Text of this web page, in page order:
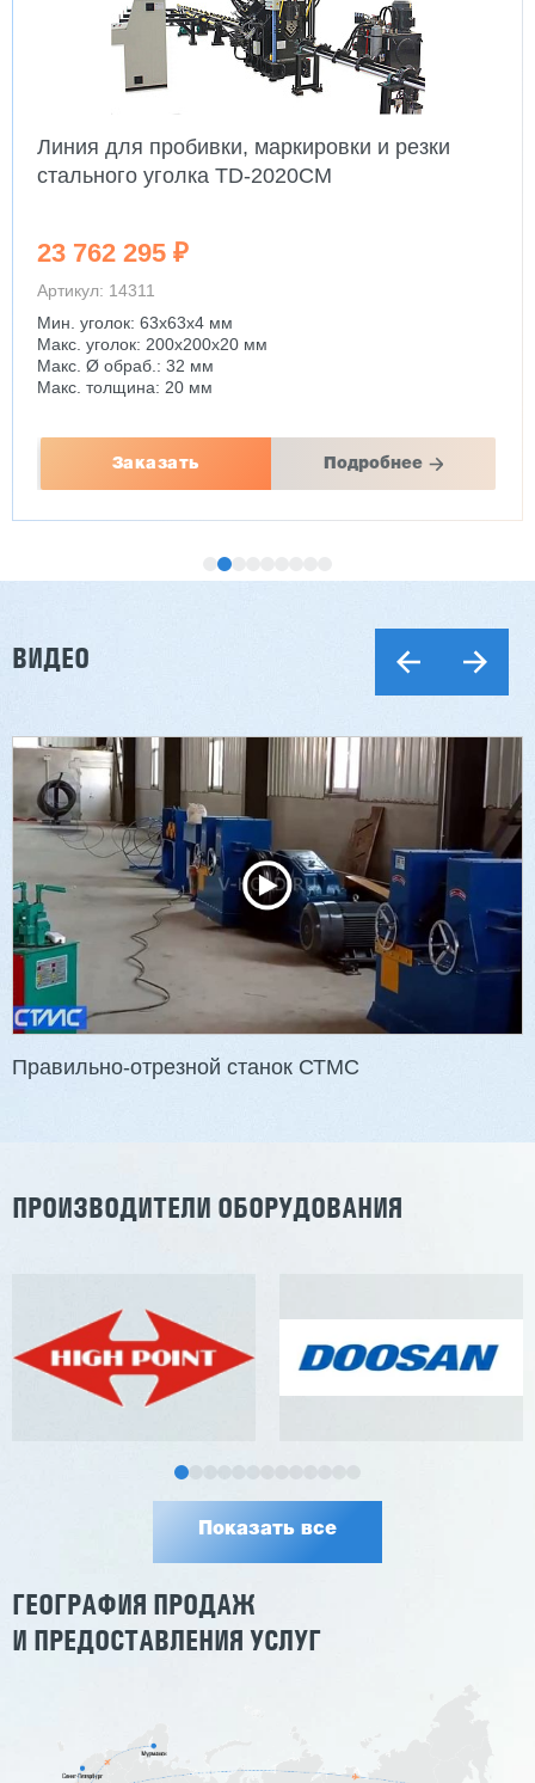
Линия для пробивки, маркировки и резки
стального уголка TD-2020CM
23 762 295 ₽
Артикул: 14311
Мин. уголок: 63x63x4 мм
Макс. уголок: 200x200x20 мм
Макс. Ø обраб.: 32 мм
Макс. толщина: 20 мм
Заказать Подробнее
Двухсторонний шипорез MX6015
2 901 639 ₽
3 254 098 ₽
Артикул: 2497
Длина заготовки: 400-1500 мм
Макс. ширина заготовки: 580 мм
Станок проходного типа
Узлы: 4 пилы, 2 фрезы
ВИДЕО
Правильно-отрезной станок СТМС
ПРОИЗВОДИТЕЛИ ОБОРУДОВАНИЯ
Показать все
ГЕОГРАФИЯ ПРОДАЖ
И ПРЕДОСТАВЛЕНИЯ УСЛУГ